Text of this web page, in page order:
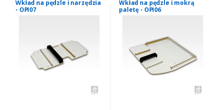
Wkład na pędzle i narzędzia
- OPI07
Wkład na pędzle i mokrą
paletę - OPI06